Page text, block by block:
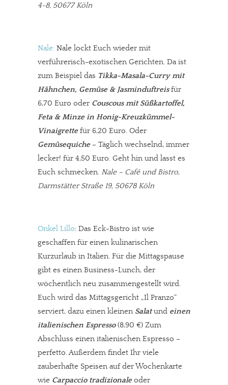
4-8, 50677 Köln
Nale: Nale lockt Euch wieder mit
verführerisch-exotischen Gerichten. Da ist
zum Beispiel das Tikka-Masala-Curry mit
Hähnchen, Gemüse & Jasminduftreisfür
6,70 Euro oder Couscous mit Süßkartoffel,
Feta & Minze in Honig-Kreuzkümmel-
Vinaigrettefür 6,20 Euro. Oder
Gemüsequiche– Täglich wechselnd, immer
lecker! für 4,50 Euro. Geht hin und lasst es
Euch schmecken. Nale – Café und Bistro,
Darmstätter Straße 19, 50678 Köln
Onkel Lillo: Das Eck-Bistro ist wie
geschaffen für einen kulinarischen
Kurzurlaub in Italien. Für die Mittagspause
gibt es einen Business-Lunch, der
wöchentlich neu zusammengestellt wird.
Euch wird das Mittagsgericht „Il Pranzo“
serviert, dazu einen kleinen Salatund einen
italienischen Espresso (8,90 €) Zum
Abschluss einen italienischen Espresso –
perfetto. Außerdem findet Ihr viele
zauberhafte Speisen auf der Wochenkarte
wie Carpaccio tradizionaleoder